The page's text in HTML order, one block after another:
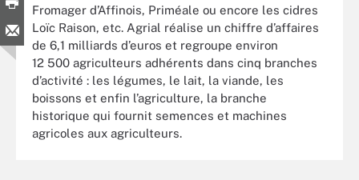
Fromager d’Affinois, Priméale ou encore les cidres
Loïc Raison, etc. Agrial réalise un chiffre d’affaires
de 6,1 milliards d’euros et regroupe environ
12 500 agriculteurs adhérents dans cinq branches
d’activité : les légumes, le lait, la viande, les
boissons et enfin l’agriculture, la branche
historique qui fournit semences et machines
agricoles aux agriculteurs.